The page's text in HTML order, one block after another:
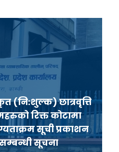
(नि:शुल्क) छात्रवृत्ति
रिक्त कोटामा
सूची प्रकाशन
सूचना